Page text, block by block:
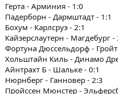
Герта - Арминия - 1:0
Падерборн - Дармштадт - 1:1
Бохум - Карлсруэ - 2:1
Кайзерслаутерн - Магдебург -
Фортуна Дюссельдорф -
Хольштайн Киль - Динамо
Айнтрахт Б - Шальке - 0:1
Нюрнберг - Ганновер - 2:3
Пройссен Мюнстер -